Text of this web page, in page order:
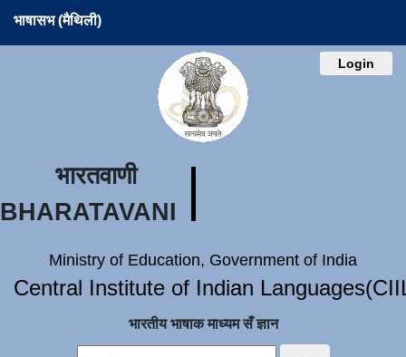
भाषासभ (मैथिली)
Login
भारतवाणी
BHARATAVANI
Ministry of Education, Government of India
Central Institute of Indian
भारतीय भाषाक माध्यम सँ ज्ञान